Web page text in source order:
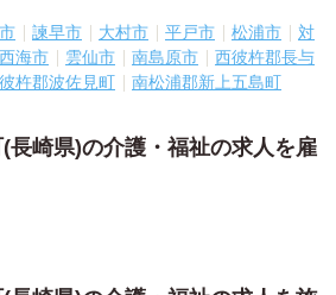
諫早市 大村市 平戸市 松浦市
対
西海市 雲仙市 南島原市
西彼杵郡長与
杵郡波佐見町 南松浦郡新上五島町
長崎県)の介護・福祉の求人を雇